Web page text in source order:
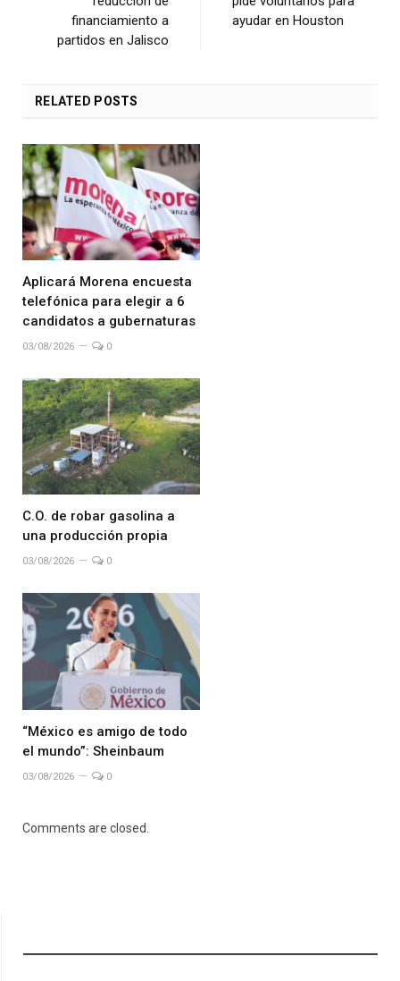
financiamiento a
partidos en Jalisco
ayudar en Houston
RELATED POSTS
Aplicará Morena encuesta
telefónica para elegir a 6
candidatos a gubernaturas
03/08/2026 0
C.O. de robar gasolina a
una producción propia
03/08/2026 0
“México es amigo de todo
el mundo”: Sheinbaum
03/08/2026 0
Comments are closed.